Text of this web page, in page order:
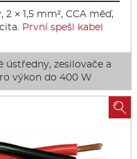
× 1,5 mm², CCA měď,
První spešl kabel
ústředny, zesilovače a
výkon do 400 W
